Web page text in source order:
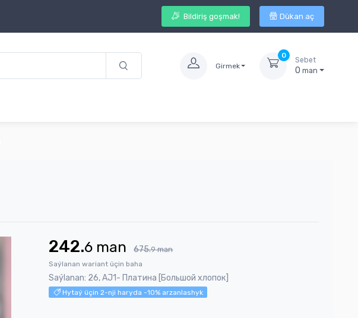
Bildiriş goşmak! Dükan aç
Girmek
0
Sebet
0man
242.6 man 675.9 man
Saýlanan wariant üçin baha
Saýlanan: 26, AJ1- Платина [Большой хлопок]
Hytaý üçin 2-nji haryda -10% arzanlashyk